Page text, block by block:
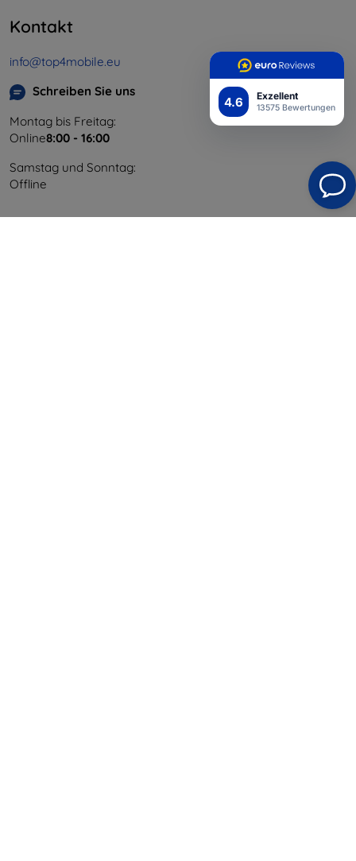
4.6 Exzellent
13575 Bewertungen
Kontakt
info@top4mobile.eu
Schreiben Sie uns
Montag bis Freitag:
Online8:00 - 16:00
Samstag und Sonntag:
Offline